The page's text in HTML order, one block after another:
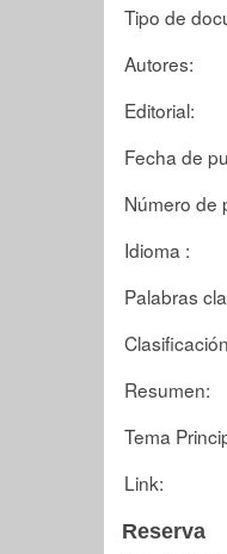
Tipo de
Autores:
Editorial:
Fecha de
Número de
Idioma :
Palabras
Resumen:
Tema
Link:
Reserva